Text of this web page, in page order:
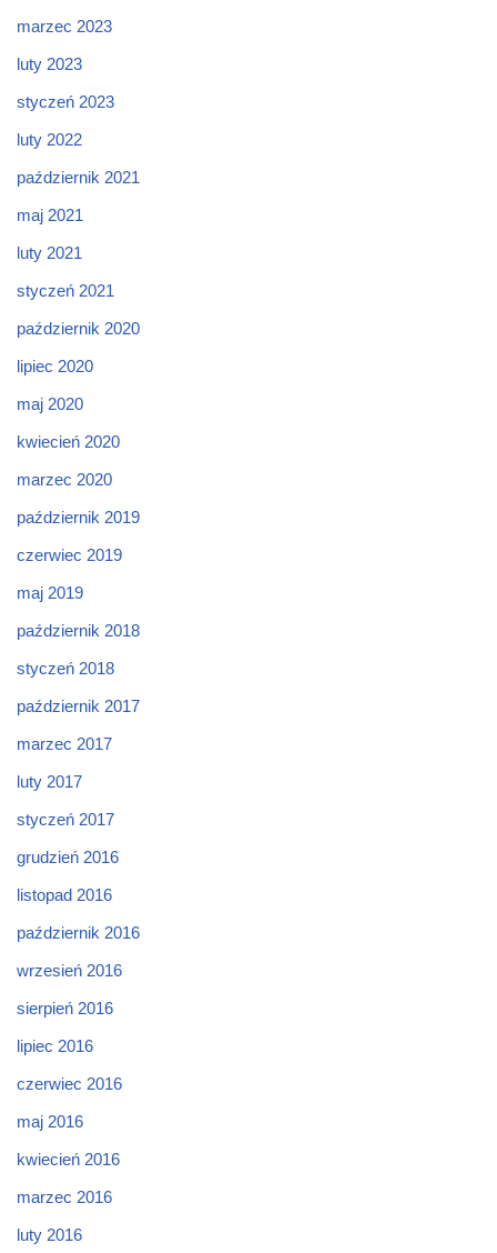
marzec 2023
luty 2023
styczeń 2023
luty 2022
październik 2021
maj 2021
luty 2021
styczeń 2021
październik 2020
lipiec 2020
maj 2020
kwiecień 2020
marzec 2020
październik 2019
czerwiec 2019
maj 2019
październik 2018
styczeń 2018
październik 2017
marzec 2017
luty 2017
styczeń 2017
grudzień 2016
listopad 2016
październik 2016
wrzesień 2016
sierpień 2016
lipiec 2016
czerwiec 2016
maj 2016
kwiecień 2016
marzec 2016
luty 2016